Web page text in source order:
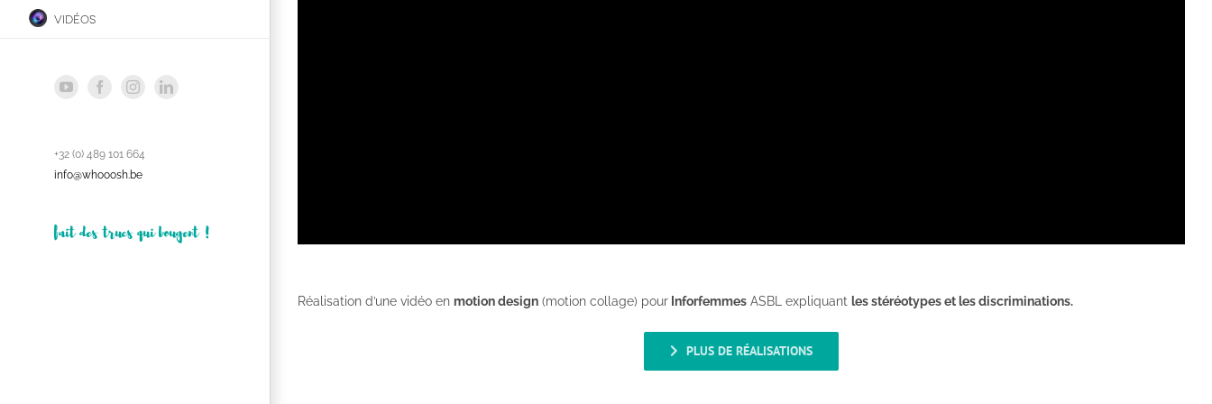
vidéos
YouTubeFacebookInstagramLinkedIn
+32 (0) 489 101 664
info@whooosh.be
fait des trucs qui bougent !
Réalisation d’une vidéo en motion design (motion collage) pour Inforfemmes ASBL expliquant les stéréotypes et les discriminations.
PLUS DE RÉALISATIONS